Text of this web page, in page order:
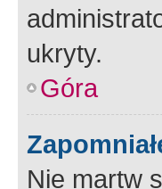
ukryty.
Góra
Nie martw